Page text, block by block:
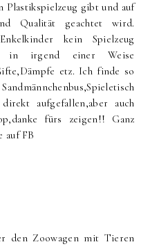
gibt und auf
Qualität geachtet wird.
kein Spielzeug
in irgend einer Weise
etz. Ich finde so
aufgefallen,aber auch
fürs zeigen!! Ganz
auf FB
den Zoowagen mit Tieren